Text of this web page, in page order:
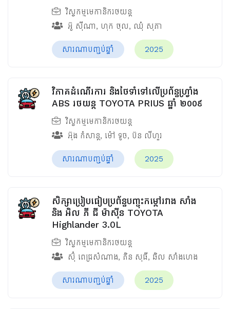
វិស្វកម្មមេកានិករថយន្ត
អ៊ូ ស៊ីណា, ហុក ថុល, ឈុំ សុភា
សារណាបញ្ចប់ឆ្នាំ 2025
វិភាគដំណើរការ និងថែទាំទៅលើប្រព័ន្ធហ្វ្រាំង
ABS រថយន្ត TOYOTA PRIUS ឆ្នាំ ២០០៩
វិស្វកម្មមេកានិករថយន្ត
អ៊ុង កំសាន្ត, ម៉ៅ ទូច, ប៊ន លីហួរ
សារណាបញ្ចប់ឆ្នាំ 2025
សិក្សាប្រៀបធៀបប្រព័ន្ធបញ្ចុះកម្ដៅរវាង សាំង
និង អិល ភី ជី ម៉ាស៊ីន TOYOTA
Highlander 3.0L
វិស្វកម្មមេកានិករថយន្ត
ស៊ុំ ពេជ្រសំណាង, ភិន សុធី, ឆិល សាំងហេង
សារណាបញ្ចប់ឆ្នាំ 2025